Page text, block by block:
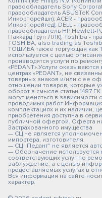
правообладатель Sony
правообладатель ASUSTeK
Инкорпорейшн); ACER -
Инкорпорейтед); DELL -
правообладатель HP Hewlett-
Паккард Груп ЛЛК); Toshiba -
TOSHIBA, also trading as
ТОШИБА также торгующая как
используется с целью
производятся услуги по
«PEDANT».Услуги
центрах «PEDANT», не
товарных знаков и/или с ее
отношении товаров, которые
оборот в смысле статьи 1487
могут меняться в зависимости
проводимых работ
комплектациях и их наличии,
приобретения доступна в
публичной офертой. Оферта
Застрахованного имущества
— СЦ не является
импортера, изготовителя.
— СЦ "Педант" не является
— Обозначение используется
соответствующих услуг по
заблуждение, а с целью
предоставляемых услугах в
Вся информация на сайте
характер.